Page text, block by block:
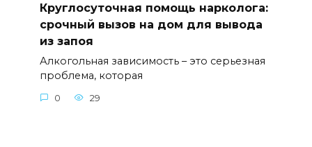
Круглосуточная помощь нарколога:
срочный вызов на дом для вывода
из запоя
Алкогольная зависимость – это серьезная
проблема, которая
0 29